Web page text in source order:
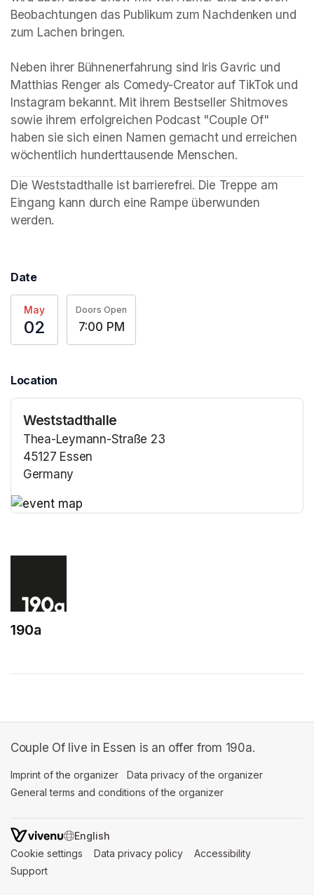
Beobachtungen das Publikum zum Nachdenken und
zum Lachen bringen.
Neben ihrer Bühnenerfahrung sind Iris Gavric und
Matthias Renger als Comedy-Creator auf TikTok und
Instagram bekannt. Mit ihrem Bestseller Shitmoves
sowie ihrem erfolgreichen Podcast "Couple Of"
haben sie sich einen Namen gemacht und erreichen
wöchentlich hunderttausende Menschen.
Die Weststadthalle ist barrierefrei. Die Treppe am
Eingang kann durch eine Rampe überwunden
werden.
Date
May
02
Doors Open
7:00 PM
Location
Weststadthalle
Thea-Leymann-Straße 23
45127 Essen
Germany
190a
Couple Of live in Essen is an offer from 190a.
Imprint of the organizer (opens in a new tab)
Data privacy of the organizer
General terms and conditions of the organizer
SWITCH LANGUAGE
Cookie settings (opens in a new tab)
Data privacy policy (opens in a new tab)
Accessibility
Support